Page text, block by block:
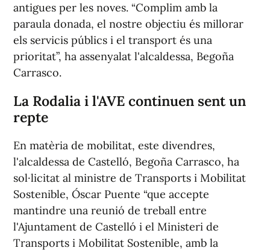
antigues per les noves. “Complim amb la
paraula donada, el nostre objectiu és millorar
els servicis públics i el transport és una
prioritat”, ha assenyalat l'alcaldessa, Begoña
Carrasco.
La Rodalia i l'AVE continuen sent un
repte
En matèria de mobilitat, este divendres,
l'alcaldessa de Castelló, Begoña Carrasco, ha
sol·licitat al ministre de Transports i Mobilitat
Sostenible, Óscar Puente “que accepte
mantindre una reunió de treball entre
l'Ajuntament de Castelló i el Ministeri de
Transports i Mobilitat Sostenible, amb la